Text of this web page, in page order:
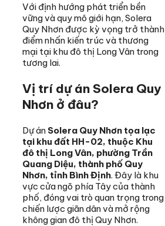
Với định hướng phát triển bền
vững và quy mô giới hạn, Solera
Quy Nhơn được kỳ vọng trở thành
điểm nhấn kiến trúc và thương
mại tại khu đô thị Long Vân trong
tương lai.
Vị trí dự án Solera Quy
Nhơn ở đâu?
Dự án Solera Quy Nhơn tọa lạc
tại khu đất HH-02, thuộc Khu
đô thị Long Vân, phường Trần
Quang Diệu, thành phố Quy
Nhơn, tỉnh Bình Định. Đây là khu
vực cửa ngõ phía Tây của thành
phố, đóng vai trò quan trọng trong
chiến lược giãn dân và mở rộng
không gian đô thị Quy Nhơn.